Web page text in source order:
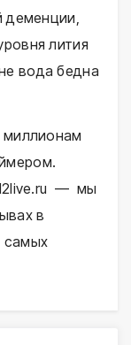
деменции,
лития
вода бедна
— мы
в
самых